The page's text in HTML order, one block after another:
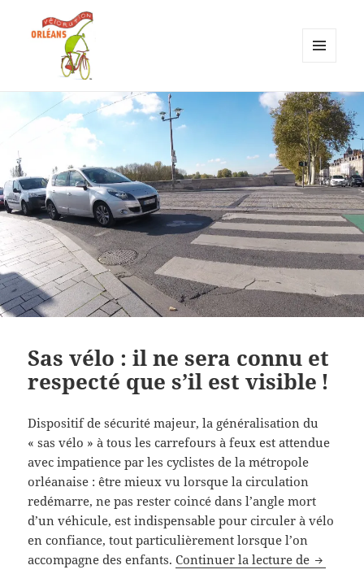
Vélorution Orléans
WIDGETS
Sas vélo : il ne sera connu et
respecté que s’il est visible !
Dispositif de sécurité majeur, la généralisation du
« sas vélo » à tous les carrefours à feux est attendue
avec impatience par les cyclistes de la métropole
orléanaise : être mieux vu lorsque la circulation
redémarre, ne pas rester coincé dans l’angle mort
d’un véhicule, est indispensable pour circuler à vélo
en confiance, tout particulièrement lorsque l’on
accompagne des enfants.Continuer la lecture de Sas